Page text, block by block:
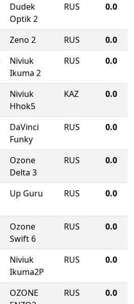
Dudek
Optik 2
RUS 0.0
Zeno 2 RUS
0.0
Niviuk
Ikuma 2
RUS 0.0
Niviuk
Hhok5
KAZ 0.0
DaVinci
Funky
RUS 0.0
Ozone
Delta 3
RUS 0.0
Up Guru RUS 0.0
Ozone
Swift 6
RUS 0.0
Niviuk
Ikuma2P
RUS 0.0
OZONE
RUS 0.0